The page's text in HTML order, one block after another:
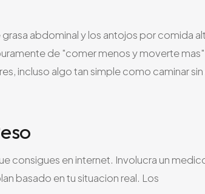
abdominal y los antojos por comida
de "comer menos y moverte mas"
incluso algo tan simple como caminar sin
consigues en internet. Involucra un
basado en tu situacion real. Los